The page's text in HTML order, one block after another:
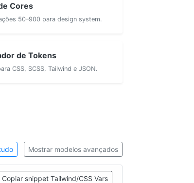
Cores
50–900 para design system.
de Tokens
CSS, SCSS, Tailwind e JSON.
Mostrar modelos avançados
Copiar snippet Tailwind/CSS Vars